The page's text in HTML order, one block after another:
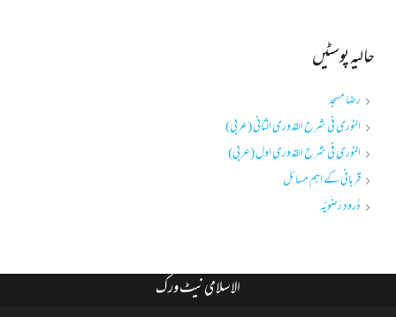
حالیہ پوسٹیں
رضا مسجد
النوری فی شرح القدوری الثانی (عربی)
النوری فی شرح القدوری اول (عربی)
قربانی کے اہم مسائل
دُرودِ رَضَویَّہ
الاسلامی نیٹ ورک